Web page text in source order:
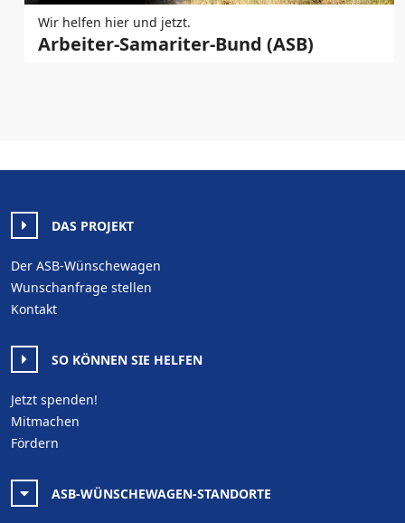
Wir helfen hier und jetzt.
Arbeiter-Samariter-Bund (ASB)
DAS PROJEKT
Der ASB-Wünschewagen
Wunschanfrage stellen
Kontakt
SO KÖNNEN SIE HELFEN
Jetzt spenden!
Mitmachen
Fördern
ASB-WÜNSCHEWAGEN-STANDORTE